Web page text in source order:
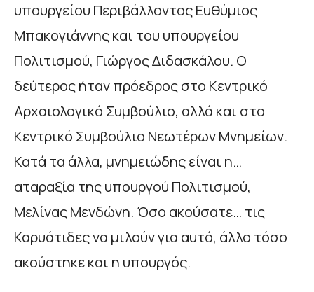
υπουργείου Περιβάλλοντος Ευθύμιος
Μπακογιάννης και του υπουργείου
Πολιτισμού, Γιώργος Διδασκάλου. Ο
δεύτερος ήταν πρόεδρος στο Κεντρικό
Αρχαιολογικό Συμβούλιο, αλλά και στο
Κεντρικό Συμβούλιο Νεωτέρων Μνημείων.
Κατά τα άλλα, μνημειώδης είναι η…
αταραξία της υπουργού Πολιτισμού,
Μελίνας Μενδώνη. Όσο ακούσατε… τις
Καρυάτιδες να μιλούν για αυτό, άλλο τόσο
ακούστηκε και η υπουργός.